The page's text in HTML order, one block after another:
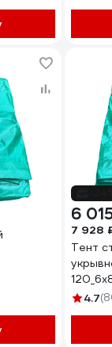
6
7 928
Тент
4.7